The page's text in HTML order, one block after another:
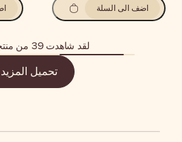
اضف الى السلة